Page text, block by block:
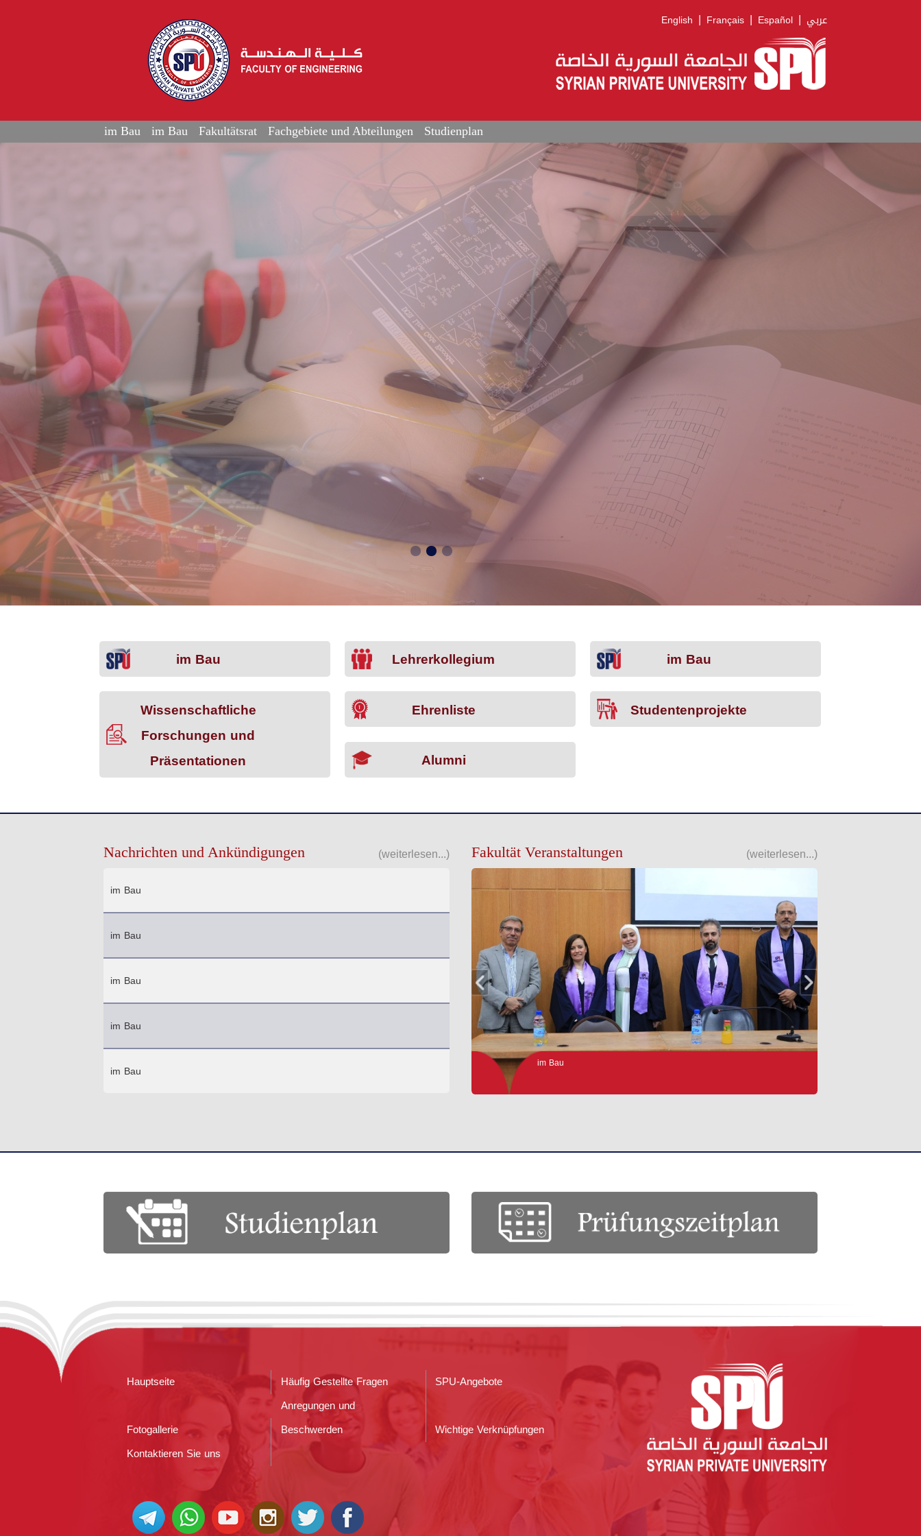
English | Français | Español | عربي
im Bau im Bau Fakultätsrat Fachgebiete und Abteilungen Studienplan
im Bau Lehrerkollegium
im Bau
Wissenschaftliche
Forschungen und
Präsentationen
Ehrenliste
Studentenprojekte
Alumni
Nachrichten und Ankündigungen (weiterlesen...)
im Bau
im Bau
im Bau
im Bau
im Bau
Fakultät Veranstaltungen (weiterlesen...)
Hauptseite Häufig Gestellte Fragen SPU-Angebote
Fotogallerie
Anregungen und
Beschwerden
Wichtige Verknüpfungen
Kontaktieren Sie uns